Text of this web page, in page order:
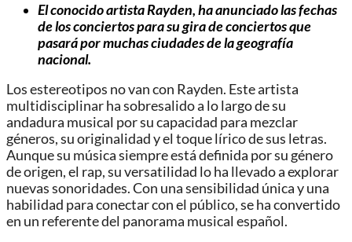
El conocido artista Rayden, ha anunciado las fechas
de los conciertos para su gira de conciertos que
pasará por muchas ciudades de la geografía
nacional.
Los estereotipos no van con Rayden. Este artista
multidisciplinar ha sobresalido a lo largo de su
andadura musical por su capacidad para mezclar
géneros, su originalidad y el toque lírico de sus letras.
Aunque su música siempre está definida por su género
de origen, el rap, su versatilidad lo ha llevado a explorar
nuevas sonoridades. Con una sensibilidad única y una
habilidad para conectar con el público, se ha convertido
en un referente del panorama musical español.